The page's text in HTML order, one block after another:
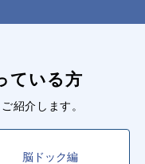
ている方
紹介します。
脳ドック編